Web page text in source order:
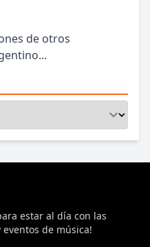
de otros
estar al día con las
de música!